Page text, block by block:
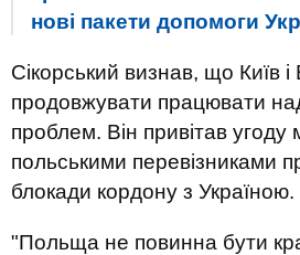
нові пакети допомоги
Сікорський визнав, що Київ
продовжувати працювати
проблем. Він привітав угоду
польськими перевізниками
блокади кордону з Україною.
"Польща не повинна бути